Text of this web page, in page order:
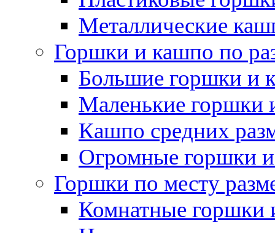
Металлические
Горшки и кашпо по
Большие горшки и
Маленькие горшки
Кашпо средних
Огромные горшки
Горшки по месту
Комнатные горшки